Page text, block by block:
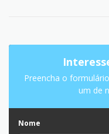
Preencha o
um de
Nome